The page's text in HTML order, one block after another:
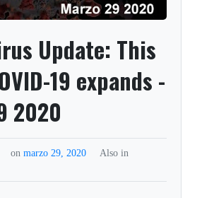
Update: This
19 expands -
2020
on marzo 29, 2020
Also in